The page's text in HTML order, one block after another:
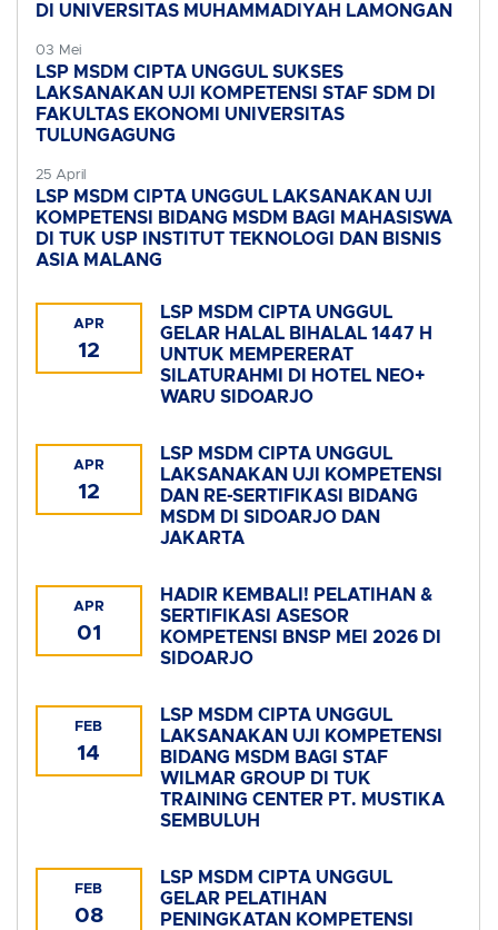
DI UNIVERSITAS MUHAMMADIYAH LAMONGAN
03 Mei
LSP MSDM CIPTA UNGGUL SUKSES
LAKSANAKAN UJI KOMPETENSI STAF SDM DI
FAKULTAS EKONOMI UNIVERSITAS
TULUNGAGUNG
25 April
LSP MSDM CIPTA UNGGUL LAKSANAKAN UJI
KOMPETENSI BIDANG MSDM BAGI MAHASISWA
DI TUK USP INSTITUT TEKNOLOGI DAN BISNIS
ASIA MALANG
APR
12
LSP MSDM CIPTA UNGGUL
GELAR HALAL BIHALAL 1447 H
UNTUK MEMPERERAT
SILATURAHMI DI HOTEL NEO+
WARU SIDOARJO
APR
12
LSP MSDM CIPTA UNGGUL
LAKSANAKAN UJI KOMPETENSI
DAN RE-SERTIFIKASI BIDANG
MSDM DI SIDOARJO DAN
JAKARTA
APR
01
HADIR KEMBALI! PELATIHAN &
SERTIFIKASI ASESOR
KOMPETENSI BNSP MEI 2026 DI
SIDOARJO
FEB
14
LSP MSDM CIPTA UNGGUL
LAKSANAKAN UJI KOMPETENSI
BIDANG MSDM BAGI STAF
WILMAR GROUP DI TUK
TRAINING CENTER PT. MUSTIKA
SEMBULUH
FEB
08
LSP MSDM CIPTA UNGGUL
GELAR PELATIHAN
PENINGKATAN KOMPETENSI